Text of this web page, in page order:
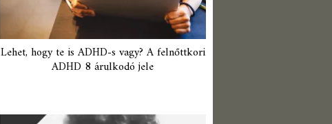
Lehet, hogy te is ADHD-s vagy? A felnőttkori
ADHD 8 árulkodó jele